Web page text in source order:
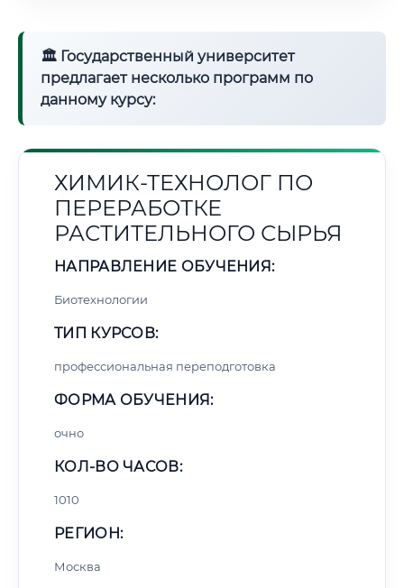
🏛 Государственный университет
предлагает несколько программ по
данному курсу:
ХИМИК-ТЕХНОЛОГ ПО
ПЕРЕРАБОТКЕ
РАСТИТЕЛЬНОГО СЫРЬЯ
НАПРАВЛЕНИЕ ОБУЧЕНИЯ:
Биотехнологии
ТИП КУРСОВ:
профессиональная переподготовка
ФОРМА ОБУЧЕНИЯ:
очно
КОЛ-ВО ЧАСОВ:
1010
РЕГИОН:
Москва